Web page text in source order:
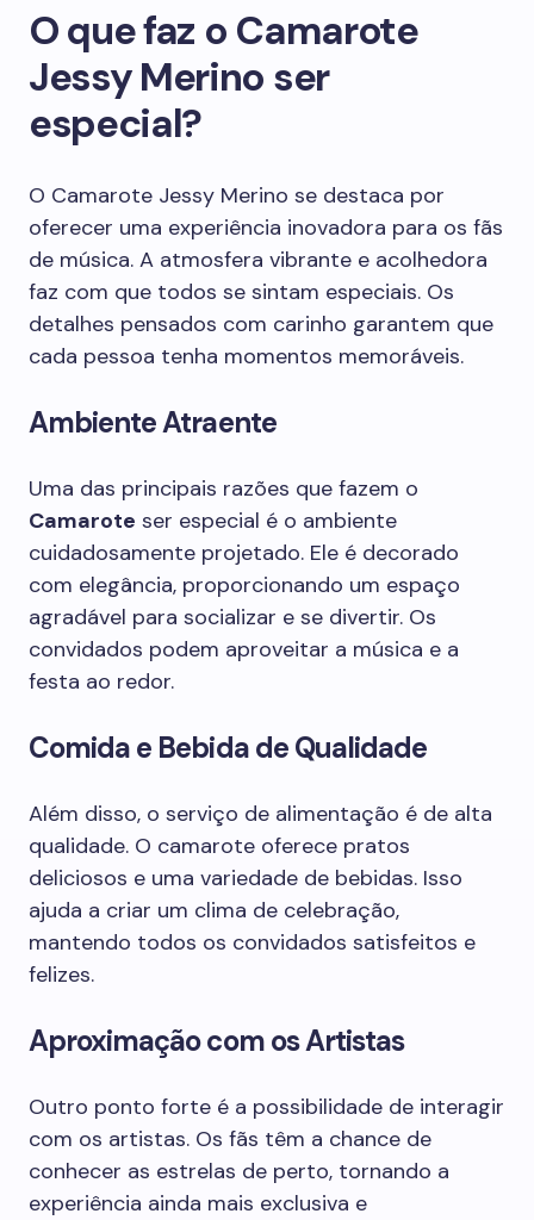
O que faz o Camarote
Jessy Merino ser
especial?
O Camarote Jessy Merino se destaca por
oferecer uma experiência inovadora para os fãs
de música. A atmosfera vibrante e acolhedora
faz com que todos se sintam especiais. Os
detalhes pensados com carinho garantem que
cada pessoa tenha momentos memoráveis.
Ambiente Atraente
Uma das principais razões que fazem o
Camarote ser especial é o ambiente
cuidadosamente projetado. Ele é decorado
com elegância, proporcionando um espaço
agradável para socializar e se divertir. Os
convidados podem aproveitar a música e a
festa ao redor.
Comida e Bebida de Qualidade
Além disso, o serviço de alimentação é de alta
qualidade. O camarote oferece pratos
deliciosos e uma variedade de bebidas. Isso
ajuda a criar um clima de celebração,
mantendo todos os convidados satisfeitos e
felizes.
Aproximação com os Artistas
Outro ponto forte é a possibilidade de interagir
com os artistas. Os fãs têm a chance de
conhecer as estrelas de perto, tornando a
experiência ainda mais exclusiva e